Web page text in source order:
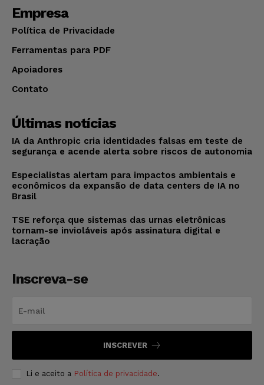
Empresa
Política de Privacidade
Ferramentas para PDF
Apoiadores
Contato
Últimas notícias
IA da Anthropic cria identidades falsas em teste de
segurança e acende alerta sobre riscos de autonomia
Especialistas alertam para impactos ambientais e
econômicos da expansão de data centers de IA no
Brasil
TSE reforça que sistemas das urnas eletrônicas
tornam-se invioláveis após assinatura digital e
lacração
Inscreva-se
INSCREVER
Li e aceito a Política de privacidade.